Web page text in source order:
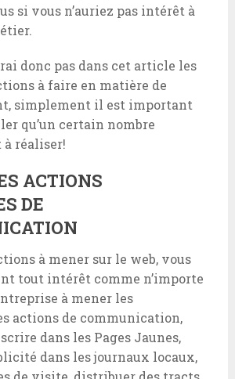
si vous n’auriez pas intérêt à
donc pas dans cet article les
à faire en matière de
simplement il est important
qu’un certain nombre
à réaliser!
ACTIONS
DE
à mener sur le web, vous
tout intérêt comme n’importe
à mener les
actions de communication,
dans les Pages Jaunes,
dans les journaux locaux,